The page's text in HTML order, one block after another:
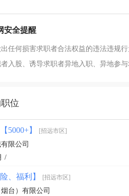
安全提醒
任何损害求职者合法权益的违法违规
入股、诱导求职者异地入职、异地参
位
5000+】 [招远市区]
限公司
/
、福利】 [招远市区]
台）有限公司